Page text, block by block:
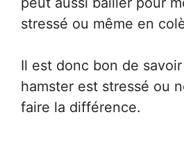
stressé ou même en
Il est donc bon de
hamster est stressé ou
faire la différence.